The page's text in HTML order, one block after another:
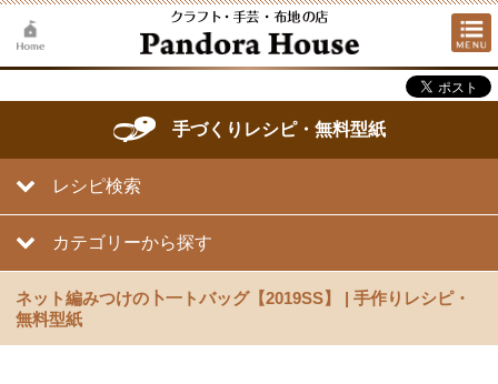
手づくりレシピ・無料型紙
レシピ検索
カテゴリーから探す
ネット編みつけの卜一トバッグ【2019SS】 | 手作りレシピ・
無料型紙